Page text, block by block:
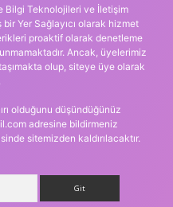
Bilgi Teknolojileri ve İletişim
Yer Sağlayıcı olarak hizmet
proaktif olarak denetleme
Ancak, üyelerimiz
olup, siteye üye olarak
olduğunu düşündüğünüz
adresine bildirmeniz
sitemizden kaldırılacaktır.